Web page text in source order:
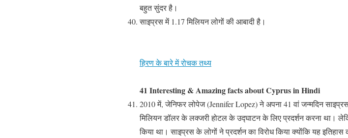
बहुत सुंदर है।
साइप्रस में 1.17 मिलियन लोगों की आबादी है।
हिरण के बारे में रोचक तथ्य
41 Interesting & Amazing facts about Cyprus in Hindi
2010 में, जेनिफर लोपेज (Jennifer Lopez) ने अपना 41 वां जन्मदिन
मिलियन डॉलर के लक्जरी होटल के उद्घाटन के लिए प्रदर्शन करना था।
किया था। साइप्रस के लोगों ने प्रदर्शन का विरोध किया क्योंकि यह